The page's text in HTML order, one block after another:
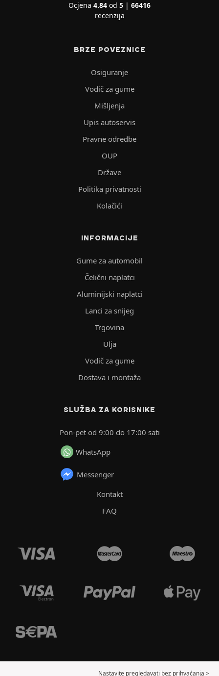
Ocjena 4.84 od 5 | 66416
recenzija
BRZE POVEZNICE
Osiguranje
Vodič za gume
Mišljenja
Upis autoservis
Pravne odredbe
OUP
Države
Politika privatnosti
Kolačići
INFORMACIJE
Gume za automobil
Čelični naplatci
Aluminijski naplatci
Lanci za snijeg
Trgovina
Ulja
Vodič za gume
Dostava i montaža
SLUŽBA ZA KORISNIKE
Pon-pet od 9:00 do 17:00 sati
WhatsApp
Messenger
Kontakt
FAQ
Nastavite pregledavati bez prihvaćanja >